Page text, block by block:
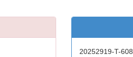
20252919-T-608